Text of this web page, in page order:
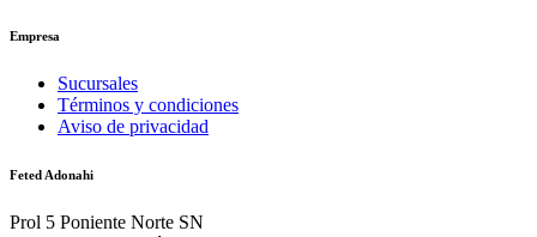
Empresa
Sucursales
Términos y condiciones
Aviso de privacidad
Feted Adonahi
Prol 5 Poniente Norte SN